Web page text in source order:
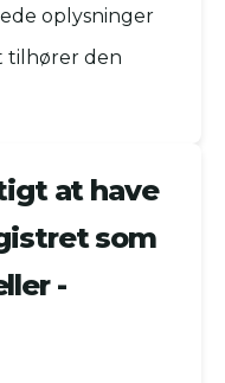
oplysninger
tilhører den
at have
som
-